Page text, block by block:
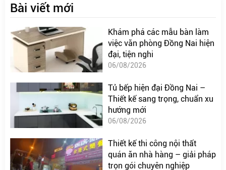
Bài viết mới
Khám phá các mẫu bàn làm
việc văn phòng Đồng Nai hiện
đại, tiện nghi
06/08/2026
Tủ bếp hiện đại Đồng Nai –
Thiết kế sang trọng, chuẩn xu
hướng mới
06/08/2026
Thiết kế thi công nội thất
quán ăn nhà hàng – giải pháp
trọn gói chuyên nghiệp